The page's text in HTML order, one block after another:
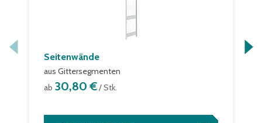
Seitenwände
aus Gittersegmenten
ab 30,80 €/ Stk.